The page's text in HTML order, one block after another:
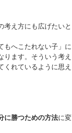
考え方にも広げたいと
もへこたれない子」に
ります。そういう考え
くれているように思え
に勝つための方法に変